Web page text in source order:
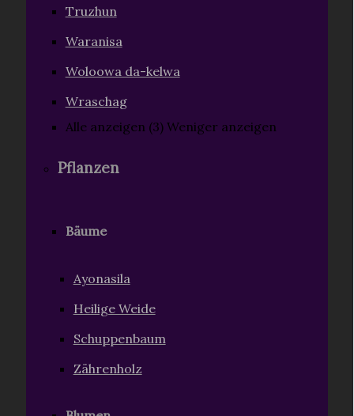
Truzhun
Waranisa
Woloowa da-kelwa
Wraschag
Alle anzeigen (3) Weniger anzeigen
Pflanzen
Bäume
Ayonasila
Heilige Weide
Schuppenbaum
Zährenholz